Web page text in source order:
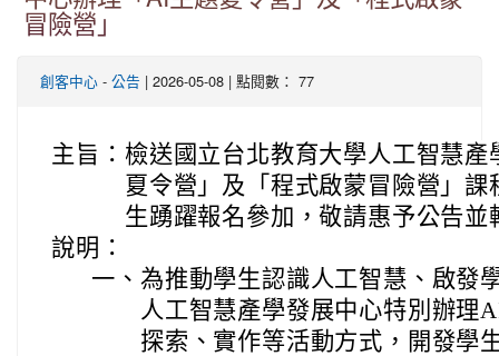
冒險營」
創客中心 - 公告 | 2026-05-08 | 點閱數： 77
主旨： 檢送國立台北教育大學人工智慧產
夏令營」及「程式啟蒙冒險營」
生踴躍報名參加，敬請惠予公告
說明：
一、 為推動學生認識人工智慧、啟發
人工智慧產學發展中心特別辦理
探索、實作等活動方式，開發學